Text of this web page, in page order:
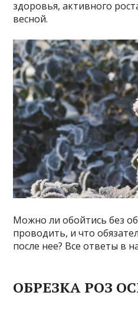
здоровья, активного
весной.
Можно ли обойтись без
проводить, и что
после нее? Все ответы в
ОБРЕЗКА РОЗ